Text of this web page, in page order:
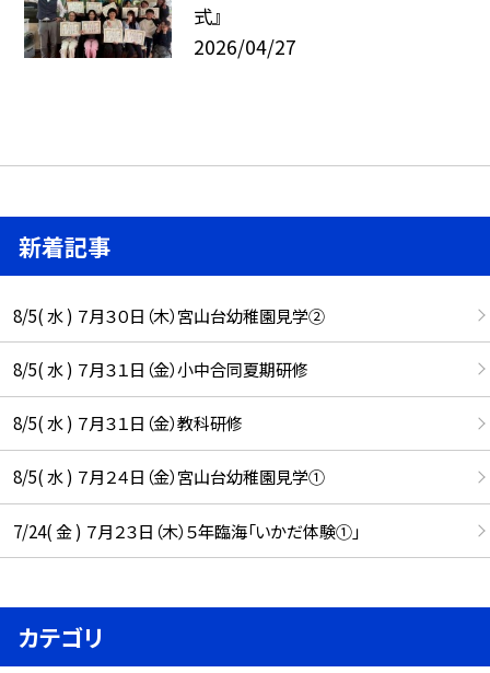
式』
2026/04/27
新着記事
8/5( 水 ) ７月３０日（木）宮山台幼稚園見学②
8/5( 水 ) ７月３１日（金）小中合同夏期研修
8/5( 水 ) ７月３１日（金）教科研修
8/5( 水 ) ７月２４日（金）宮山台幼稚園見学①
7/24( 金 ) ７月２３日（木）５年臨海「いかだ体験①」
カテゴリ